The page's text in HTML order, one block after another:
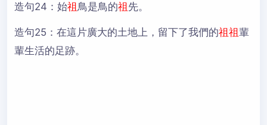
造句24： 始祖鳥是鳥的祖 先。
造句25： 在這片廣大的土地上，留下了我們的祖祖輩
輩生活的足跡。